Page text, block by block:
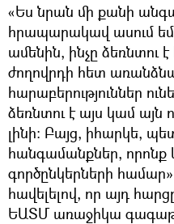
«Ես նրան մի քանի
հրապարակավ ասում
ամենին, ինչը ձեռնտու
ժողովրդի հետ
հարաբերություններ
ձեռնտու է այս կամ այն
լինի։ Բայց, իհարկե,
հանգամանքներ, որոնք
գործընկերների
հավելելով, որ այդ
ԵԱՏՄ առաջիկա